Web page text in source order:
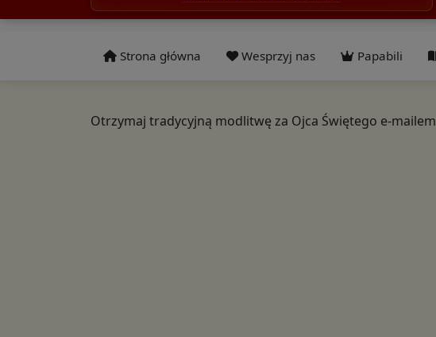
Strona główna Wesprzyj nas Papabili
Otrzymaj tradycyjną modlitwę za Ojca Świętego e-mailem